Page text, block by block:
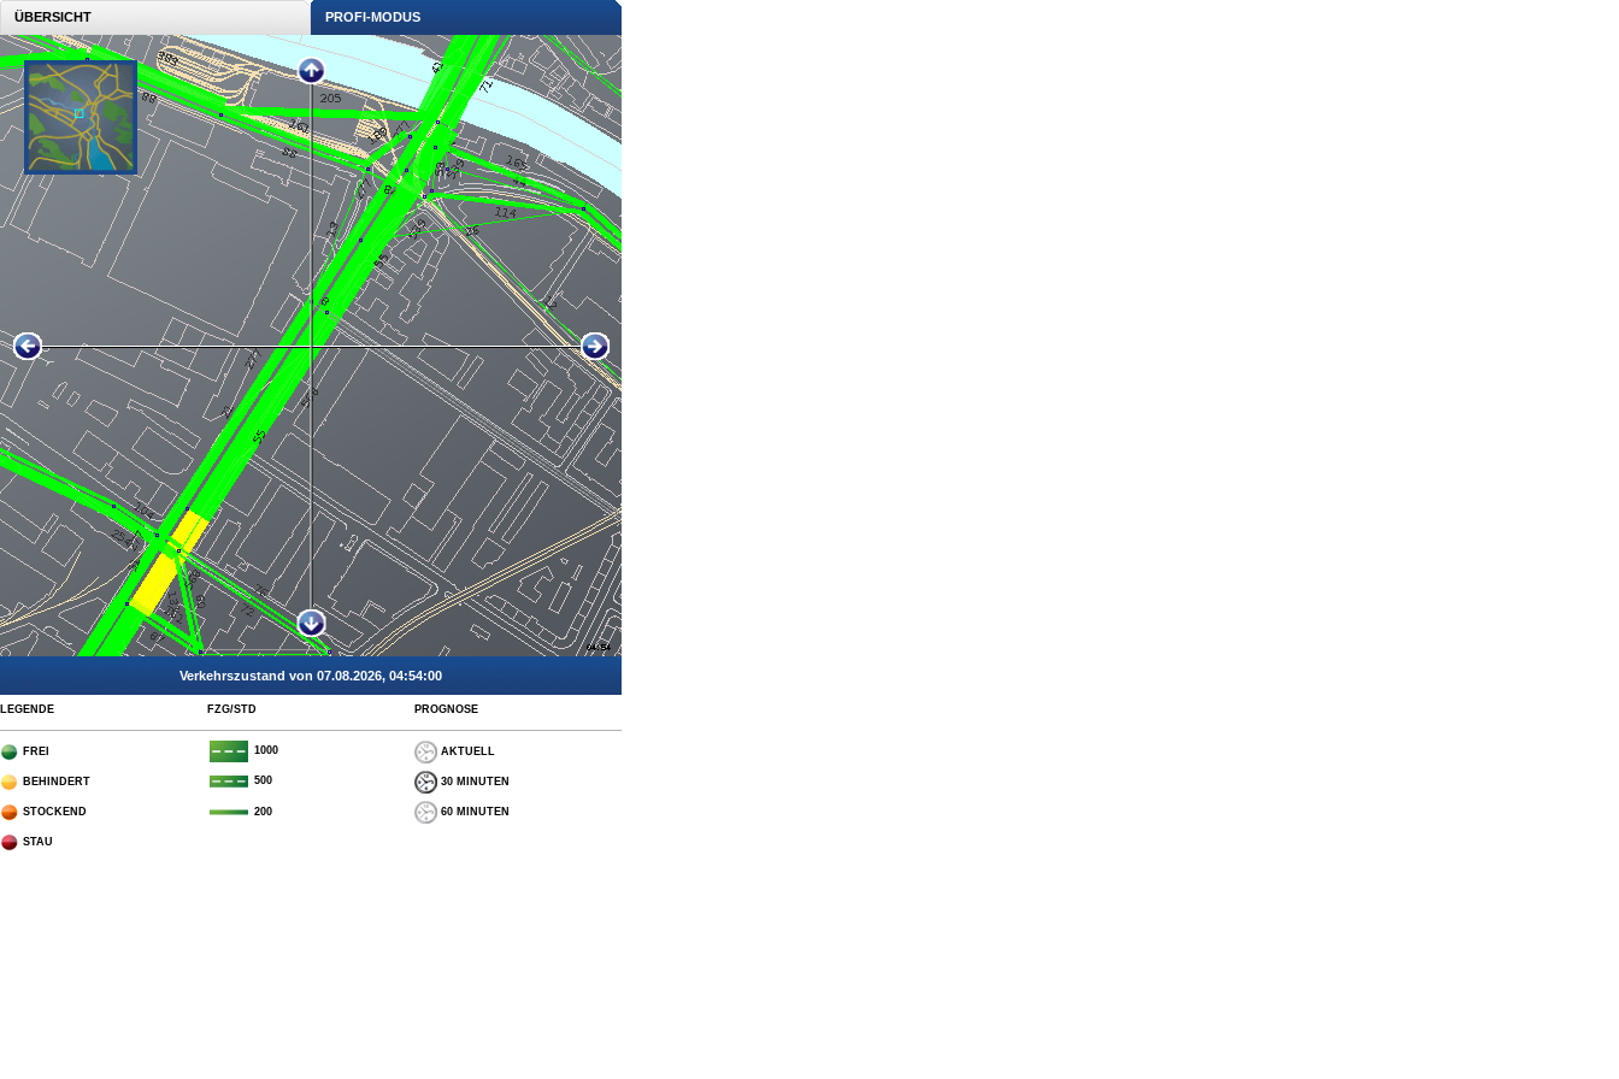
ÜBERSICHT PROFI-MODUS
Verkehrszustand von 07.08.2026, 04:54:00
LEGENDE FZG/STD PROGNOSE
FREI 1000 AKTUELL
BEHINDERT 500 30 MINUTEN
STOCKEND 200 60 MINUTEN
STAU